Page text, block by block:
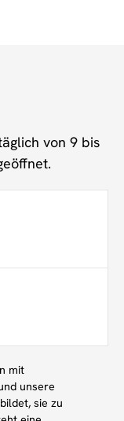
von 9 bis
mit
unsere
sie zu